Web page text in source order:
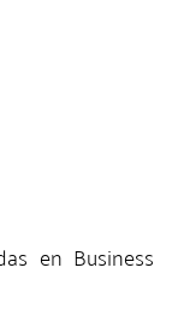
en Business